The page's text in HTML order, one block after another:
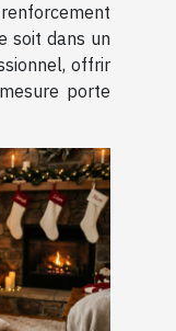
soit dans un
offrir
porte